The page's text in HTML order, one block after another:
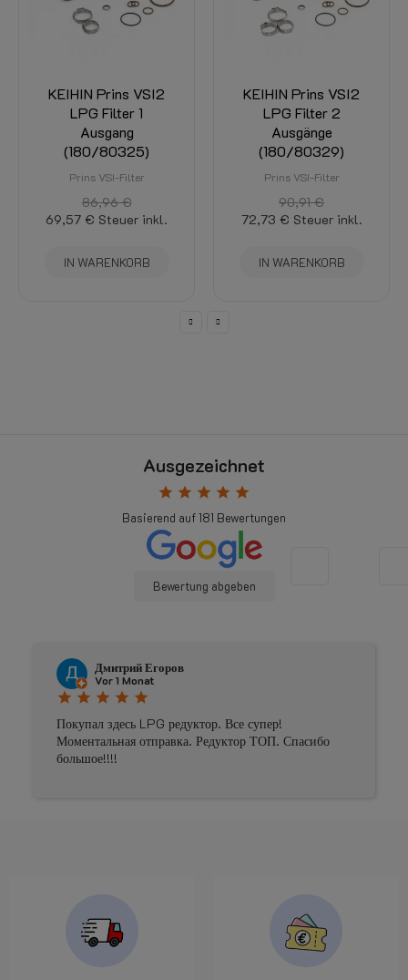
KEIHIN Prins VSI2
LPG Filter 1
Ausgang
(180/80325)
Prins VSI-Filter
86,96 €
69,57 € Steuer inkl.
IN WARENKORB
KEIHIN Prins VSI2
LPG Filter 2
Ausgänge
(180/80329)
Prins VSI-Filter
90,91 €
72,73 € Steuer inkl.
IN WARENKORB
Ausgezeichnet
star star star star star
Basierend auf181 Bewertungen
Bewertung abgeben
Johnny Douwma
Vor 4 Monaten
star star star
Prima geholpen